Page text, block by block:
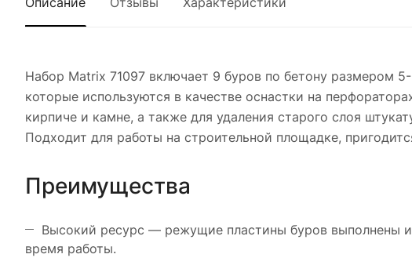
Набор Matrix 71097 включает 9 буров по бетону размером
которые используются в качестве оснастки на
кирпиче и камне, а также для удаления старого слоя
Подходит для работы на строительной площадке,
Преимущества
Высокий ресурс — режущие пластины буров выполнены
время работы.